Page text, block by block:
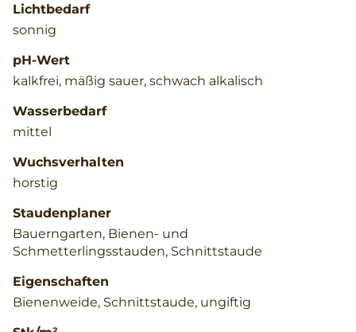
Lichtbedarf
sonnig
pH-Wert
kalkfrei, mäßig sauer, schwach alkalisch
Wasserbedarf
mittel
Wuchsverhalten
horstig
Staudenplaner
Bauerngarten, Bienen- und
Schmetterlingsstauden, Schnittstaude
Eigenschaften
Bienenweide, Schnittstaude, ungiftig